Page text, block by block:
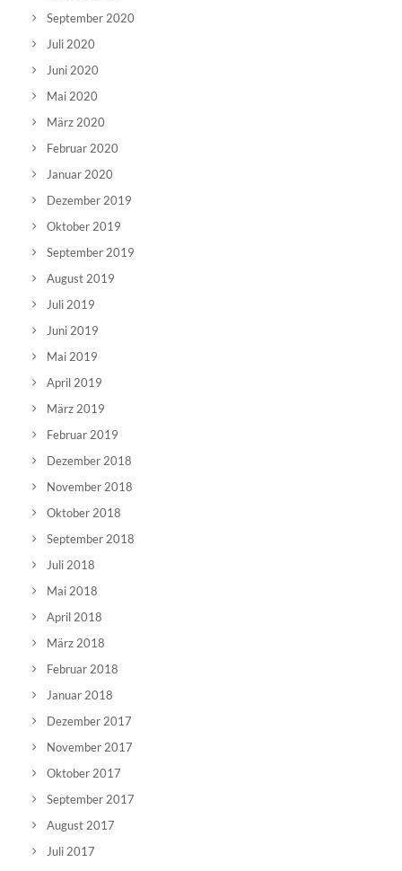
September 2020
Juli 2020
Juni 2020
Mai 2020
März 2020
Februar 2020
Januar 2020
Dezember 2019
Oktober 2019
September 2019
August 2019
Juli 2019
Juni 2019
Mai 2019
April 2019
März 2019
Februar 2019
Dezember 2018
November 2018
Oktober 2018
September 2018
Juli 2018
Mai 2018
April 2018
März 2018
Februar 2018
Januar 2018
Dezember 2017
November 2017
Oktober 2017
September 2017
August 2017
Juli 2017